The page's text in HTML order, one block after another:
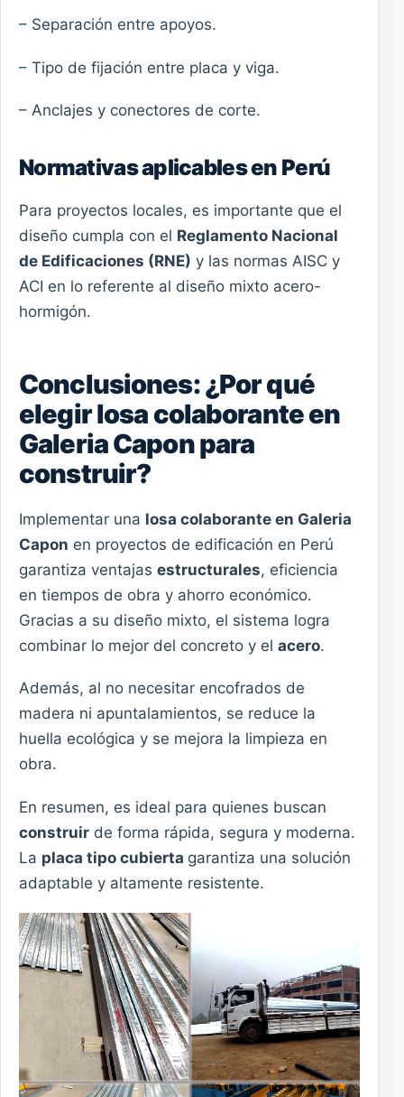
– Separación entre apoyos.
– Tipo de fijación entre placa y viga.
– Anclajes y conectores de corte.
Normativas aplicables en Perú
Para proyectos locales, es importante que el
diseño cumpla con el Reglamento Nacional
de Edificaciones (RNE) y las normas AISC y
ACI en lo referente al diseño mixto acero-
hormigón.
Conclusiones: ¿Por qué
elegir losa colaborante en
Galeria Capon para
construir?
Implementar una losa colaborante en Galeria
Capon en proyectos de edificación en Perú
garantiza ventajas estructurales, eficiencia
en tiempos de obra y ahorro económico.
Gracias a su diseño mixto, el sistema logra
combinar lo mejor del concreto y el acero.
Además, al no necesitar encofrados de
madera ni apuntalamientos, se reduce la
huella ecológica y se mejora la limpieza en
obra.
En resumen, es ideal para quienes buscan
construir de forma rápida, segura y moderna.
La placa tipo cubierta garantiza una solución
adaptable y altamente resistente.